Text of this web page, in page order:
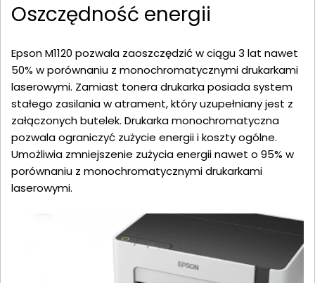
Oszczędność energii
Epson M1120 pozwala zaoszczędzić w ciągu 3 lat nawet
50% w porównaniu z monochromatycznymi drukarkami
laserowymi. Zamiast tonera drukarka posiada system
stałego zasilania w atrament, który uzupełniany jest z
załączonych butelek. Drukarka monochromatyczna
pozwala ograniczyć zużycie energii i koszty ogólne.
Umożliwia zmniejszenie zużycia energii nawet o 95% w
porównaniu z monochromatycznymi drukarkami
laserowymi.